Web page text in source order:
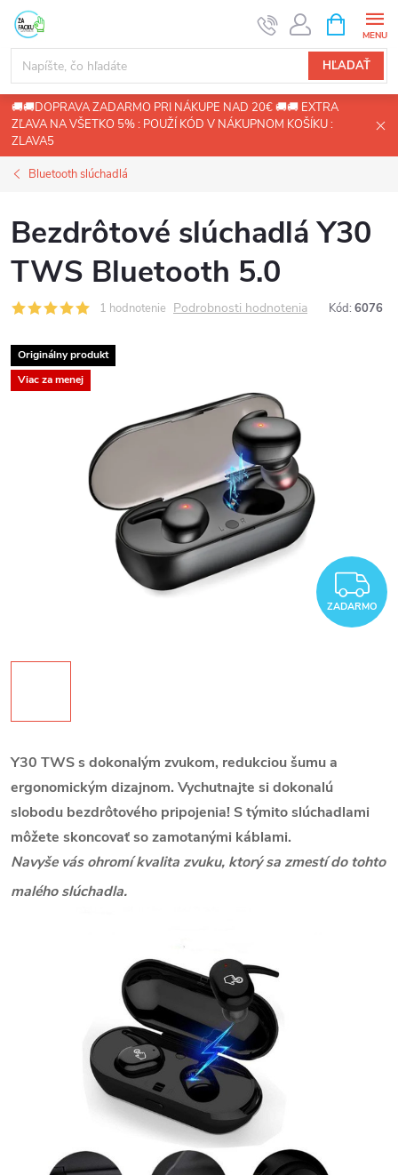
Prejsť
obsah
HĽADAŤ
KOŠÍK
🚚🚚DOPRAVA ZADARMO PRI NÁKUPE NAD 20€ 🚚🚚 EXTRA
ZĽAVA NA VŠETKO 5% : POUŽÍ KÓD V NÁKUPNOM KOŠÍKU :
ZLAVA5
Bluetooth slúchadlá
Bezdrôtové slúchadlá Y30
TWS Bluetooth 5.0
1 hodnotenie Podrobnosti hodnotenia Kód: 6076
Originálny produkt
Viac za menej
ZADARMO
Y30 TWS s dokonalým zvukom, redukciou šumu a
ergonomickým dizajnom. Vychutnajte si dokonalú
slobodu bezdrôtového pripojenia! S týmito slúchadlami
môžete skoncovať so zamotanými káblami.
Navyše vás ohromí kvalita zvuku, ktorý sa zmestí do tohto
malého slúchadla.